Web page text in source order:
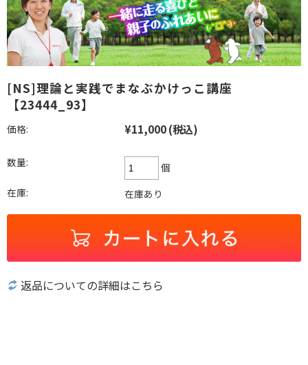
[NS]理論と実践でまなぶかけっこ講座
【23444_93】
価格: ¥11,000(税込)
数量:
個
在庫:
在庫あり
返品についての詳細はこちら